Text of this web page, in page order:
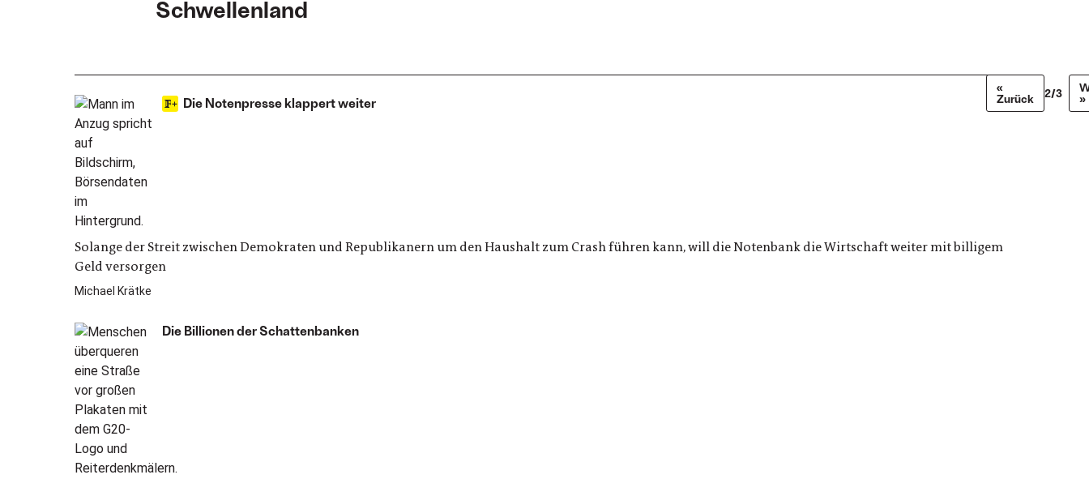
Schwellenland
Die Notenpresse klappert weiter
Solange der Streit zwischen Demokraten und Republikanern um den Haushalt zum Crash führen kann, will die Notenbank die Wirtschaft weiter mit billigem
Geld versorgen
Michael Krätke
Die Billionen der Schattenbanken
«
Zurück
2/3
»